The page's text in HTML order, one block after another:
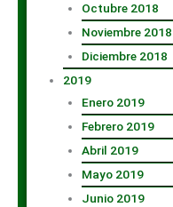
Octubre 2018
Noviembre 2018
Diciembre 2018
2019
Enero 2019
Febrero 2019
Abril 2019
Mayo 2019
Junio 2019